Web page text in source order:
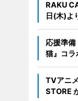
RAKU
日(木)よ
応援準
猫』コラ
TVアニ
STORE